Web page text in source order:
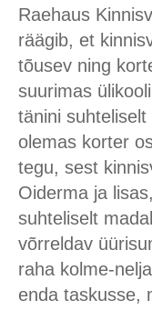
Raehaus
räägib, et
tõusev ning
suurimas
tänini
olemas korter
tegu, sest
Oiderma ja
suhteliselt
võrreldav
raha kolme-
enda taskusse,